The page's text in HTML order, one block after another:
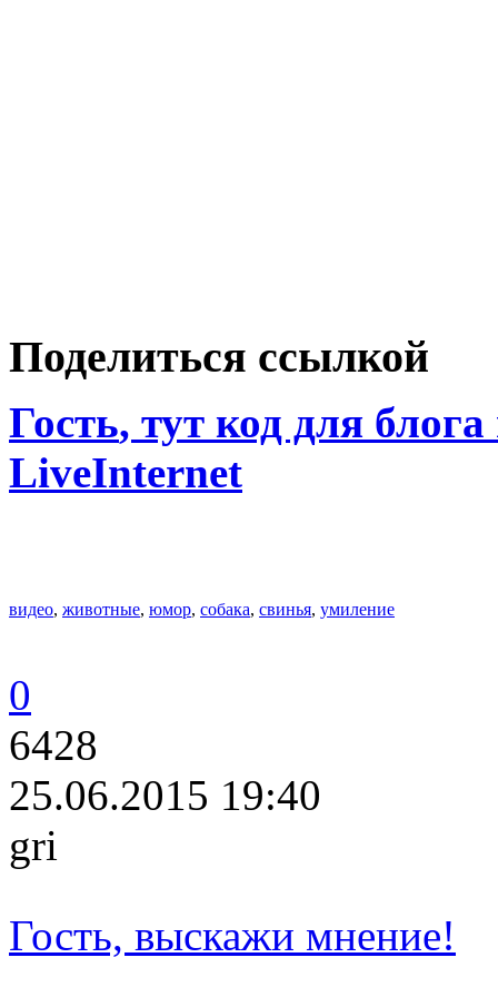
Поделиться ссылкой
Гость, тут код для
LiveInternet
видео, животные, юмор, собака, свинья, умиление
0
6428
25.06.2015 19:40
gri
Гость, выскажи мнение!